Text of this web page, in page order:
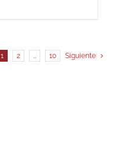
1 2 … 10 Siguiente